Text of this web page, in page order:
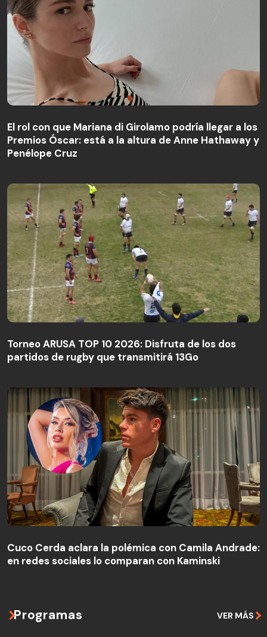
El rol con que Mariana di Girolamo podría llegar a los
Premios Óscar: está a la altura de Anne Hathaway y
Penélope Cruz
Torneo ARUSA TOP 10 2026: Disfruta de los dos
partidos de rugby que transmitirá 13Go
Cuco Cerda aclara la polémica con Camila Andrade:
en redes sociales lo comparan con Kaminski
Programas VER MÁS